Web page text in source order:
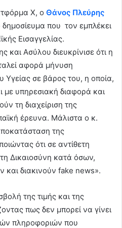
X, ο Θάνος Πλεύρης
που τον εμπλέκει
Εισαγγελίας.
Ασύλου διευκρίνισε ότι η
αφορά μήνυση
Υγείας σε βάρος του, η οποία,
με υπηρεσιακή διαφορά και
τη διαχείριση της
έρευνα. Μάλιστα ο κ.
της
ότι σε αντίθετη
Δικαιοσύνη κατά όσων,
διακινούν fake news».
της τιμής και της
πως δεν μπορεί να γίνει
πληροφοριών που